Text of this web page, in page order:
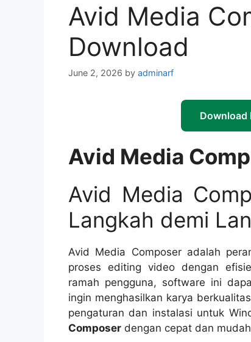
Avid Media
Download
June 2, 2026 by adminarf
Download
Avid Media
Avid Media
Langkah demi
Avid Media Composer adalah
proses editing video dengan
ramah pengguna, software ini
ingin menghasilkan karya
pengaturan dan instalasi untuk
Composer dengan cepat dan